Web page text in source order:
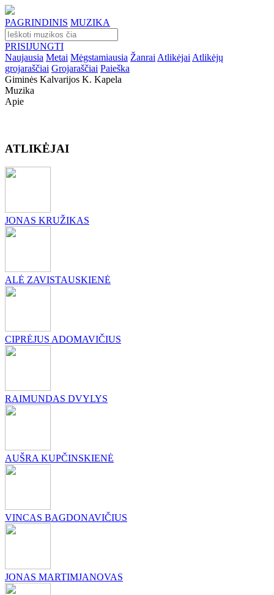
PAGRINDINIS MUZIKA
PRISIJUNGTI
Naujausia Metai Mėgstamiausia Žanrai Atlikėjai Atlikėjų
grojaraščiai Grojaraščiai Paieška
Giminės Kalvarijos K. Kapela
Muzika
Apie
ATLIKĖJAI
JONAS KRUŽIKAS
ALĖ ZAVISTAUSKIENĖ
CIPRĖJUS ADOMAVIČIUS
RAIMUNDAS DVYLYS
AUŠRA KUPČINSKIENĖ
VINCAS BAGDONAVIČIUS
JONAS MARTIMJANOVAS